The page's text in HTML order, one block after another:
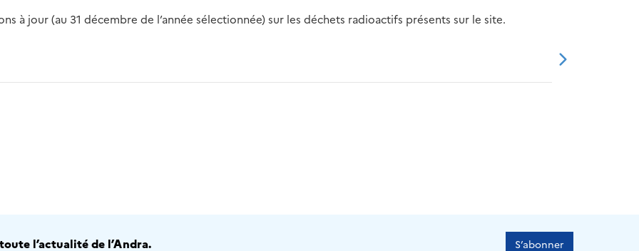
à jour (au 31 décembre de l’année sélectionnée) sur les déchets radioactifs présents sur le site.
l’actualité de l’Andra. S’abonner